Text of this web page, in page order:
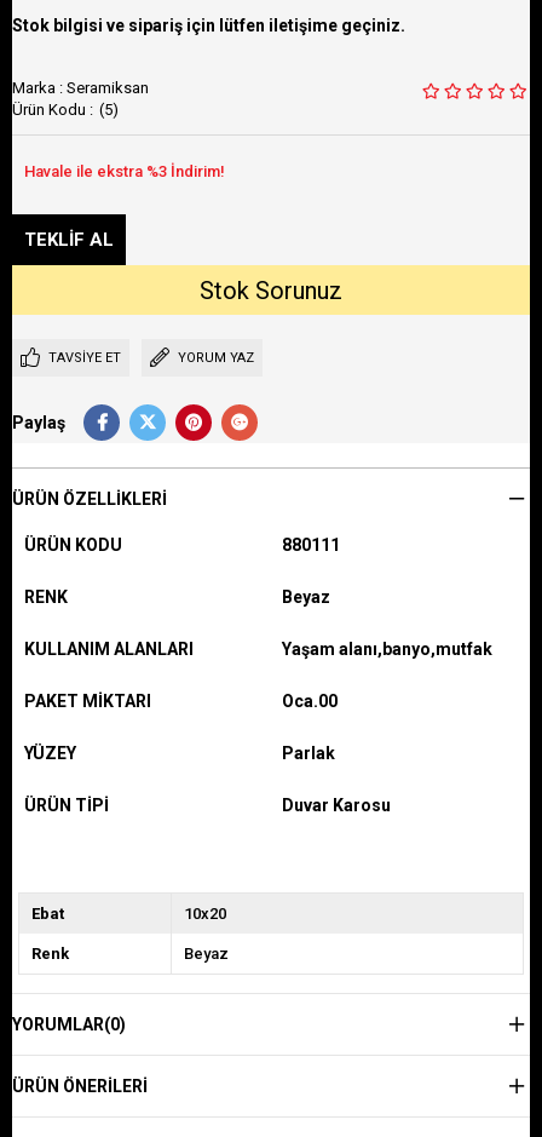
Stok bilgisi ve sipariş için lütfen iletişime geçiniz.
Marka : Seramiksan
(5)
TAVSIYE ET YORUM YAZ
Paylaş
ÜRÜN ÖZELLIKLERI
ÜRÜN KODU 880111
RENK Beyaz
KULLANIM ALANLARI Yaşam alanı,banyo,mutfak
PAKET MİKTARI Oca.00
YÜZEY Parlak
ÜRÜN TİPİ Duvar Karosu
Ebat 10x20
Renk Beyaz
YORUMLAR(0)
ÜRÜN ÖNERILERI